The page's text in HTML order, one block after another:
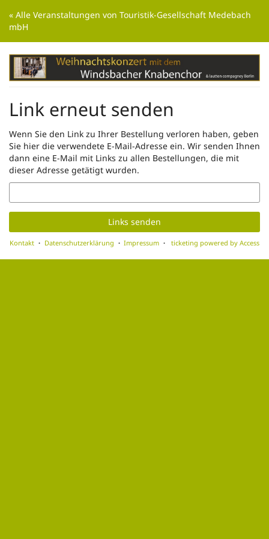
Zum
Haupt-
« Alle Veranstaltungen von Touristik-Gesellschaft Medebach
mbH
Link erneut senden
Wenn Sie den Link zu Ihrer Bestellung verloren haben, geben
Sie hier die verwendete E-Mail-Adresse ein. Wir senden Ihnen
dann eine E-Mail mit Links zu allen Bestellungen, die mit
dieser Adresse getätigt wurden.
E-
Mail
Links senden
Kontakt Datenschutzerklärung Impressum ticketing powered by Access